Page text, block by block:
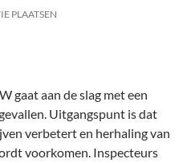
PLAATSEN
gaat aan de slag met een
Uitgangspunt is dat
verbetert en herhaling van
voorkomen. Inspecteurs